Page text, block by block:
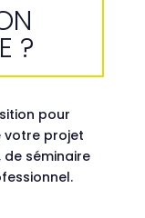
?
pour
votre projet
de séminaire